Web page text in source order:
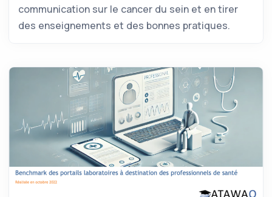
communication sur le cancer du sein et en tirer
des enseignements et des bonnes pratiques.